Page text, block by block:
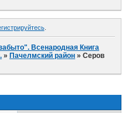
.
Всенародная Книга
» Пачелмский район »Серов